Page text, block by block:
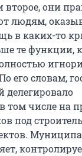
второе, они
людям,
в каких-то
те функции,
его словам,
делегировало
том числе на
под